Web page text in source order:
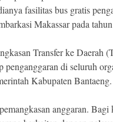
fasilitas bus gratis
Makassar pada
Transfer ke Daerah
penganggaran di seluruh
Kabupaten Bantaeng.
anggaran. Bagi